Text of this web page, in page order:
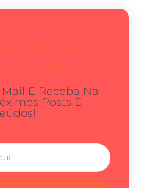
E Receba Na
Posts E